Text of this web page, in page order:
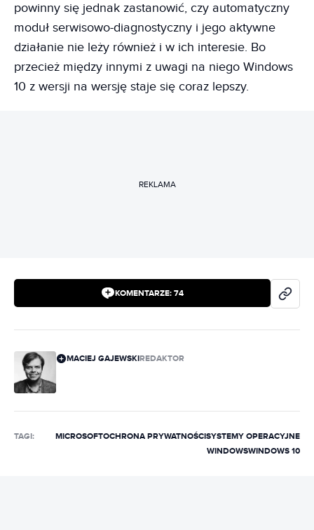
powinny się jednak zastanowić, czy automatyczny
moduł serwisowo-diagnostyczny i jego aktywne
działanie nie leży również i w ich interesie. Bo
przecież między innymi z uwagi na niego Windows
10 z wersji na wersję staje się coraz lepszy.
REKLAMA
KOMENTARZE: 74
MACIEJ GAJEWSKIREDAKTOR
TAGI: MICROSOFTOCHRONA PRYWATNOŚCISYSTEMY OPERACYJNE
WINDOWSWINDOWS 10